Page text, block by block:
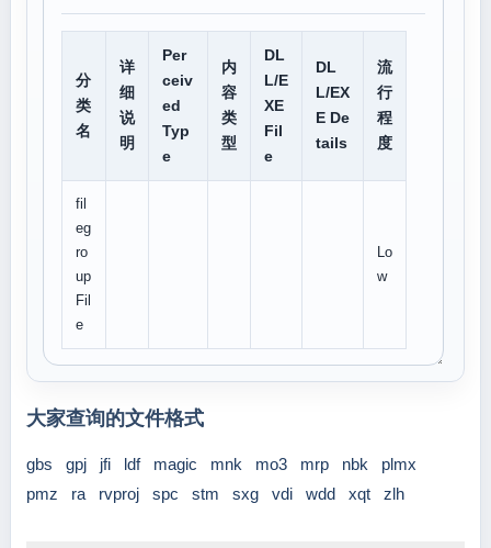
分
类
名
详
细
说
明
Per
ceiv
ed
Typ
e
内
容
类
型
DL
L/E
XE
Fil
e
DL
L/EX
E De
tails
流
行
程
度
fil
eg
ro
up
Fil
e
Lo
w
大家查询的文件格式
gbs gpj jfi ldf magic mnk mo3 mrp nbk
plmx
pmz
ra rvproj spc stm sxg vdi wdd xqt zlh